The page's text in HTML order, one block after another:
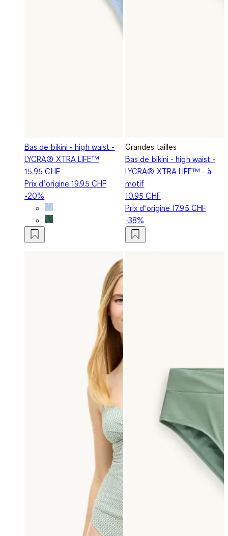
Bas de bikini - high waist -
LYCRA® XTRA LIFE™
15.95 CHF
Prix d‘origine19.95 CHF
-20%
Grandes tailles
Bas de bikini - high waist -
LYCRA® XTRA LIFE™ - à
motif
10.95 CHF
Prix d‘origine17.95 CHF
-38%